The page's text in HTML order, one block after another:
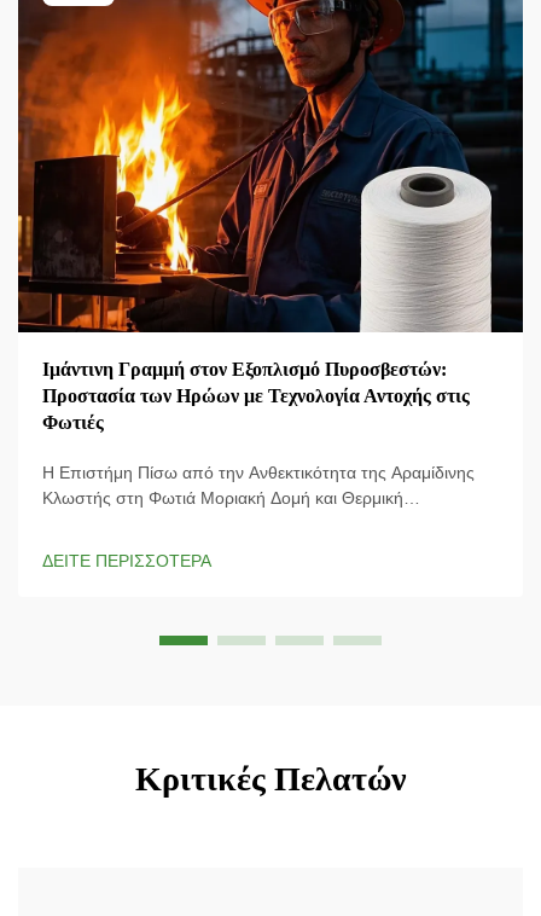
Ιμάντινη Γραμμή στον Εξοπλισμό Πυροσβεστών:
Προστασία των Ηρώων με Τεχνολογία Αντοχής στις
Φωτιές
Η Επιστήμη Πίσω από την Ανθεκτικότητα της Αραμίδινης
Κλωστής στη Φωτιά Μοριακή Δομή και Θερμική
ΔΕΙΤΕ ΠΕΡΙΣΣΟΤΕΡΑ
Κριτικές Πελατών